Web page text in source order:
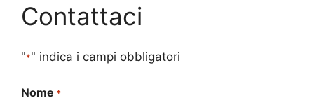
Contattaci
"*" indica i campi obbligatori
Nome *